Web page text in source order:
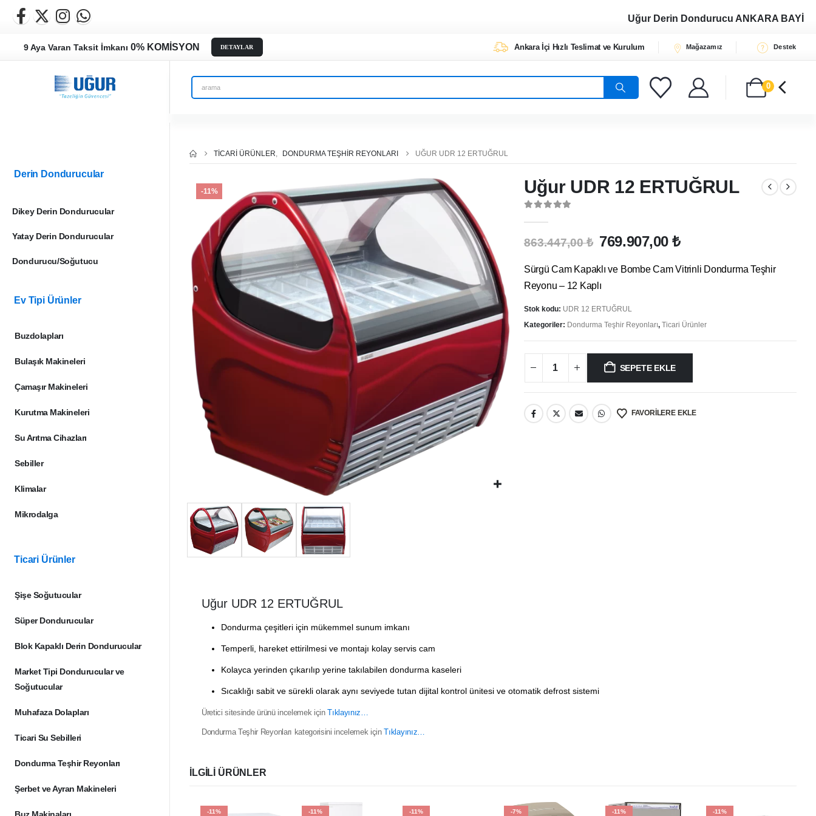
Uğur Derin Dondurucu ANKARA BAYİ
9 Aya Varan Taksit İmkanı 0% KOMİSYON DETAYLAR Ankara İçi Hızlı Teslimat ve Kurulum Mağazamız Destek
0
TICARI ÜRÜNLER, DONDURMA TEŞHIR REYONLARI UĞUR UDR 12 ERTUĞRUL
-11% Uğur UDR 12 ERTUĞRUL
863.447,00₺ Orijinal
863.447,00 ₺.
769.907,00₺Şu
fiyat:
Sürgü Cam Kapaklı ve Bombe Cam Vitrinli Dondurma Teşhir
Reyonu – 12 Kaplı
Stok kodu: UDR 12 ERTUĞRUL
Kategoriler: Dondurma Teşhir Reyonları, Ticari Ürünler
SEPETE EKLE
FAVORILERE EKLE
Uğur UDR 12 ERTUĞRUL
Dondurma çeşitleri için mükemmel sunum imkanı
Temperli, hareket ettirilmesi ve montajı kolay servis cam
Kolayca yerinden çıkarılıp yerine takılabilen dondurma kaseleri
Sıcaklığı sabit ve sürekli olarak aynı seviyede tutan dijital kontrol ünitesi ve otomatik defrost sistemi
Üretici sitesinde ürünü incelemek içinTıklayınız…
Dondurma Teşhir Reyonları kategorisini incelemek içinTıklayınız…
İLGILI ÜRÜNLER
-11% -11% -11% -7% -11% -11%
Derin Dondurucular
Dikey Derin Dondurucular
Yatay Derin Dondurucular
Dondurucu/Soğutucu
Ev Tipi Ürünler
Buzdolapları
Bulaşık Makineleri
Çamaşır Makineleri
Kurutma Makineleri
Su Arıtma Cihazları
Sebiller
Klimalar
Mikrodalga
Ticari Ürünler
Şişe Soğutucular
Süper Dondurucular
Blok Kapaklı Derin Dondurucular
Market Tipi Dondurucular ve
Soğutucular
Muhafaza Dolapları
Ticari Su Sebilleri
Dondurma Teşhir Reyonları
Şerbet ve Ayran Makineleri